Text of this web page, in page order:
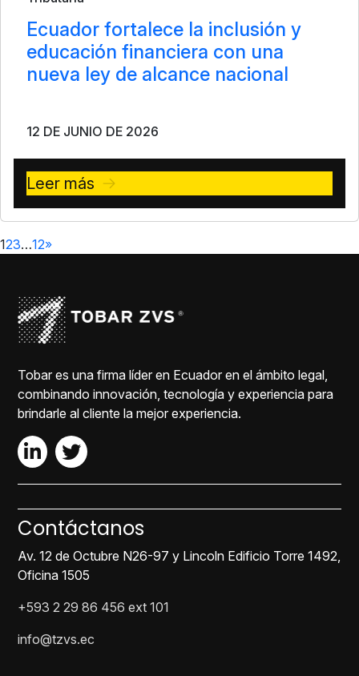
Ecuador fortalece la inclusión y
educación financiera con una
nueva ley de alcance nacional
12 DE JUNIO DE 2026
Leer más
123…12»
Tobar es una firma líder en Ecuador en el ámbito legal,
combinando innovación, tecnología y experiencia para
brindarle al cliente la mejor experiencia.
Contáctanos
Av. 12 de Octubre N26-97 y Lincoln Edificio Torre 1492,
Oficina 1505
+593 2 29 86 456 ext 101
info@tzvs.ec